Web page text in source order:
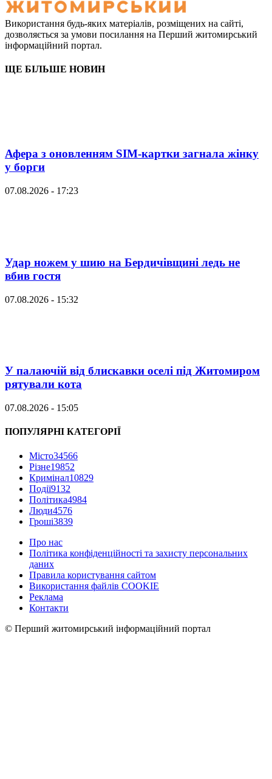
Використання будь-яких матеріалів, розміщених на сайті,
дозволяється за умови посилання на Перший житомирський
інформаційний портал.
ЩЕ БІЛЬШЕ НОВИН
Афера з оновленням SIM-картки загнала жінку
у борги
07.08.2026 - 17:23
Удар ножем у шию на Бердичівщині ледь не
вбив гостя
07.08.2026 - 15:32
У палаючій від блискавки оселі під Житомиром
рятували кота
07.08.2026 - 15:05
ПОПУЛЯРНІ КАТЕГОРІЇ
Місто34566
Різне19852
Кримінал10829
Події9132
Політика4984
Люди4576
Гроші3839
Про нас
Політика конфіденційності та захисту персональних
даних
Правила користування сайтом
Використання файлів COOKIE
Реклама
Контакти
© Перший житомирський інформаційний портал